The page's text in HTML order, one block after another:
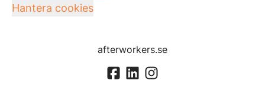
Hantera cookies
afterworkers.se